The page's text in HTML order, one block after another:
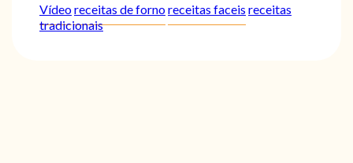
Vídeoreceitas de fornoreceitas faceis receitas
tradicionais